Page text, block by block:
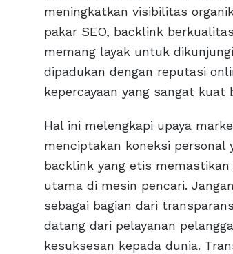
meningkatkan visibilitas
pakar SEO, backlink
memang layak untuk
dipadukan dengan reputasi
kepercayaan yang sangat kuat
Hal ini melengkapi upaya
menciptakan koneksi
backlink yang etis
utama di mesin pencari.
sebagai bagian dari
datang dari pelayanan
kesuksesan kepada dunia.